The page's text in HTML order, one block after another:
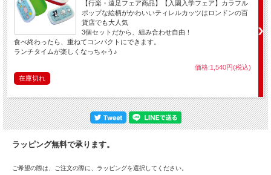
【行楽・遠足フェア商品】【入園入学フェア】カラフル
ポップな絵柄がかわいいティレルカッツはロンドンの百
貨店でも大人気
3個セットだから、組み合わせ自由！
食べ終わったら、重ねてコンパクトにできます。
ランチタイムが楽しくなっちゃう♪
価格:1,540円(税込)
在庫切れ
ラッピング無料で承ります。
ご希望の際は、ご注文の際に、ラッピングを選択してください。